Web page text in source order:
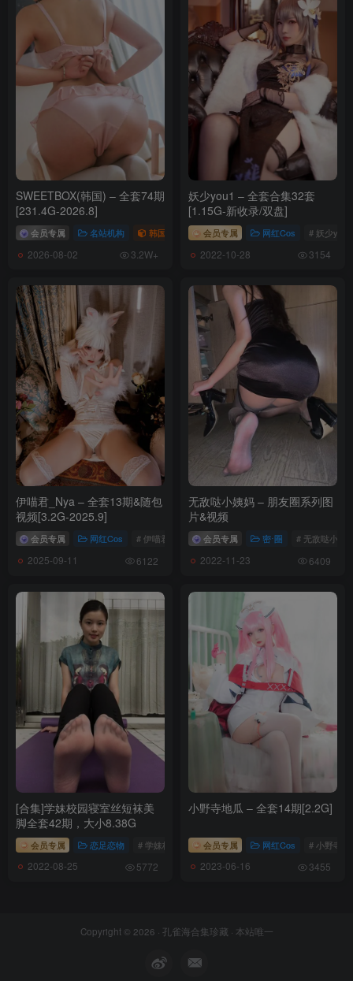
Candy Ball – NO.047 Latex Maid[75P-18V-1.97G]
[9.11]
Candy Ball – NO.046 Marciana Nikke[70P-10V-1.06G]
[9.5]
Candy Ball – NO.045 Rikka Takarada[25P-5V-573M]
[8.30]
Candy Ball – NO.044 Beachtime bonus set[25P-133.2M]
Candy Ball – NO.043 Rapi[83P-454.1M]
[8.28]
Candy Ball – NO.041 Bunny 2B[26P-83.6M]
Candy Ball – NO.042 Douki Chan[69P-255.2M]
[8.27]
Candy Ball – NO.040 Miru Tights OC[30P-136.3M]
Candy Ball – NO.039 CyberGirl[35P-197.6M]
[8.25]
908.8M]
Candy Ball – NO.037 Baltimore[48P-6V-887M]
Candy Ball – NO.036 Rezel [73P12V-0.99G]
[3.8]
Candy Ball – NO.035 Azur Lane Chen Hai[50P-288.8M]
Candy Ball – NO.034 Goddess of Victory Nikke – Noir[42P-133.5M]
[2024.1.28]
Candy Ball – NO.033 Cyber Kitty[70P-10V-555.3M]
Candy Ball – NO.032 Diesel[24P-5V-199.4M]
SWEETBOX(韩国) – 全套74期
[231.4G-2026.8]
会员专属 名站机构 韩国（korea） # SWEETBOX
2026-08-02 3.2W+
妖少you1 – 全套合集32套
[1.15G-新收录/双盘]
会员专属 网红Cos # 妖少you1
2022-10-28 3154
伊喵君_Nya – 全套13期&随包
视频[3.2G-2025.9]
会员专属 网红Cos # 伊喵君_Nya
2025-09-11 6122
无敌哒小姨妈 – 朋友圈系列图
片&视频
会员专属 密⋅圈 # 无敌哒小姨
2022-11-23 6409
[合集]学妹校园寝室丝短袜美
脚全套42期，大小8.38G
会员专属 恋足恋物 # 学妹校园寝室丝短袜美脚
2022-08-25 5772
小野寺地瓜 – 全套14期[2.2G]
会员专属 网红Cos # 小野寺地
2023-06-16 3455
Copyright © 2026 · 孔雀海合集珍藏 · 本站唯一